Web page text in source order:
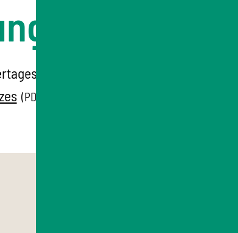
und Eltern fest. Für
(PDF | 88